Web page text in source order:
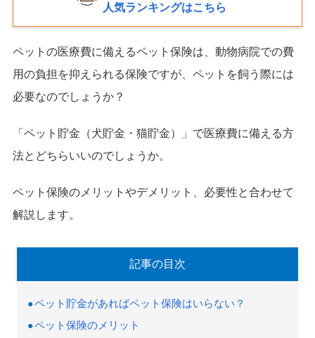
人気ランキングはこちら
ペットの医療費に備えるペット保険は、動物病院での費
用の負担を抑えられる保険ですが、ペットを飼う際には
必要なのでしょうか？
「ペット貯金（犬貯金・猫貯金）」で医療費に備える方
法とどちらいいのでしょうか。
ペット保険のメリットやデメリット、必要性と合わせて
解説します。
記事の目次
ペット貯金があればペット保険はいらない？
ペット保険のメリット